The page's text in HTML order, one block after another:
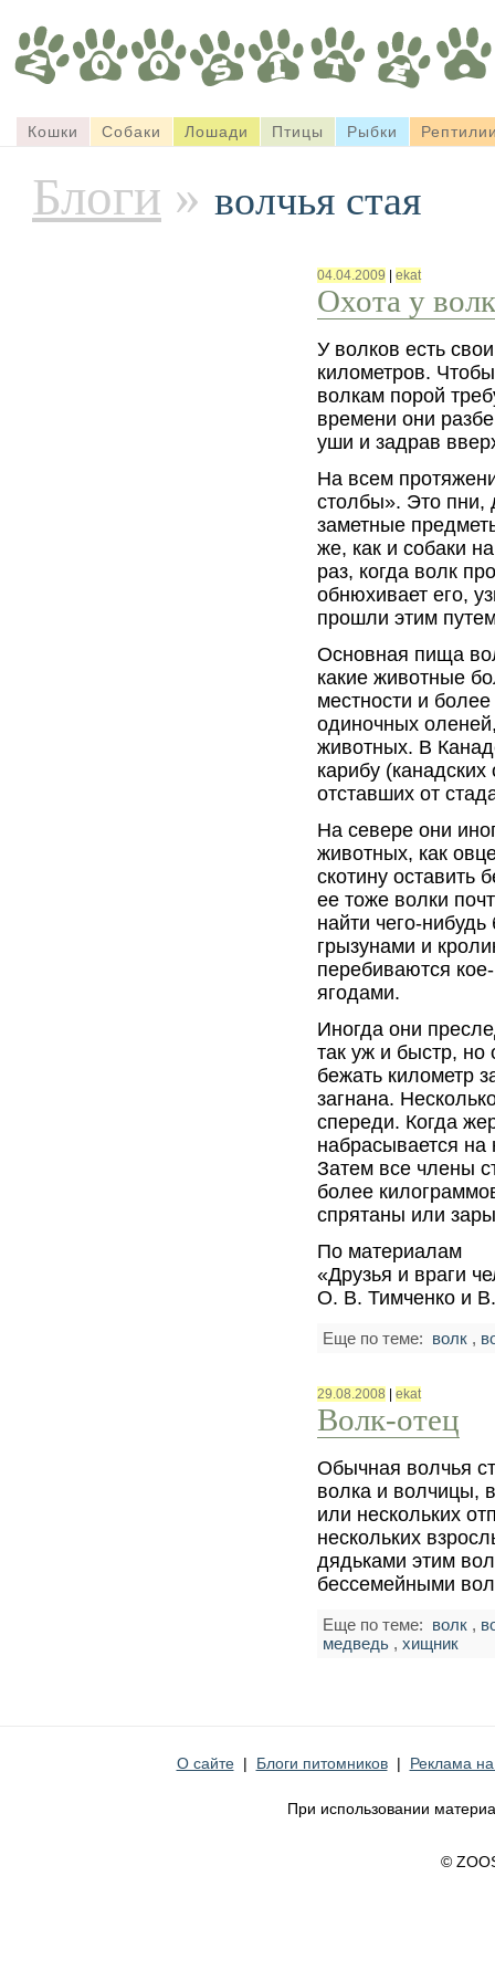
Кошки Собаки Лошади Птицы Рыбки
Блоги » волчья стая
04.04.2009 |ekat
Охота у
У волков есть
километров.
волкам порой
времени они
уши и задрав
На всем
столбы». Это пни,
заметные
же, как и собаки
раз, когда волк
обнюхивает его,
прошли этим
Основная пища
какие животные
местности и
одиночных
животных. В
карибу
отставших от
На севере они
животных, как
скотину оставить
ее тоже волки
найти чего-
грызунами и
перебиваются
ягодами.
Иногда они
так уж и быстр, но
бежать километр
загнана.
спереди. Когда
набрасывается на
Затем все члены
более
спрятаны или
По материалам
«Друзья и враги
О. В. Тимченко и
Еще по теме: волк ,
29.08.2008 |ekat
Волк-отец
Обычная волчья
волка и волчицы,
или нескольких
нескольких
дядьками этим
бессемейными
Еще по теме: волк ,
медведь ,хищник
О сайте| Блоги питомников| Реклама
При использовании
©